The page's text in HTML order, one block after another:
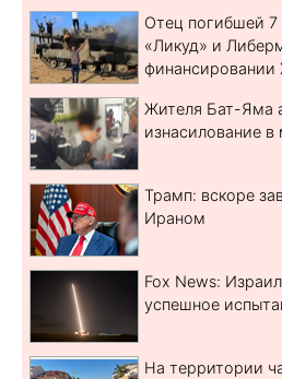
Отец погибшей 7
«Ликуд» и
Жителя Бат-Яма
изнасилование
Трамп: вскоре
Ираном
Fox News:
успешное
На территории